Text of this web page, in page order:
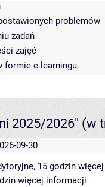
problemów
zadań
zajęć
formie e-learningu.
2025/2026" (w
09-30
15 godzin
więcej informacji